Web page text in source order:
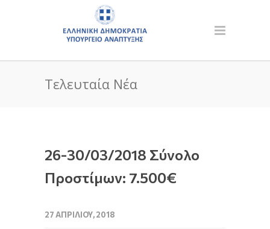
Τελευταία Νέα
26-30/03/2018 Σύνολο
Προστίμων: 7.500€
27 ΑΠΡΙΛΊΟΥ, 2018